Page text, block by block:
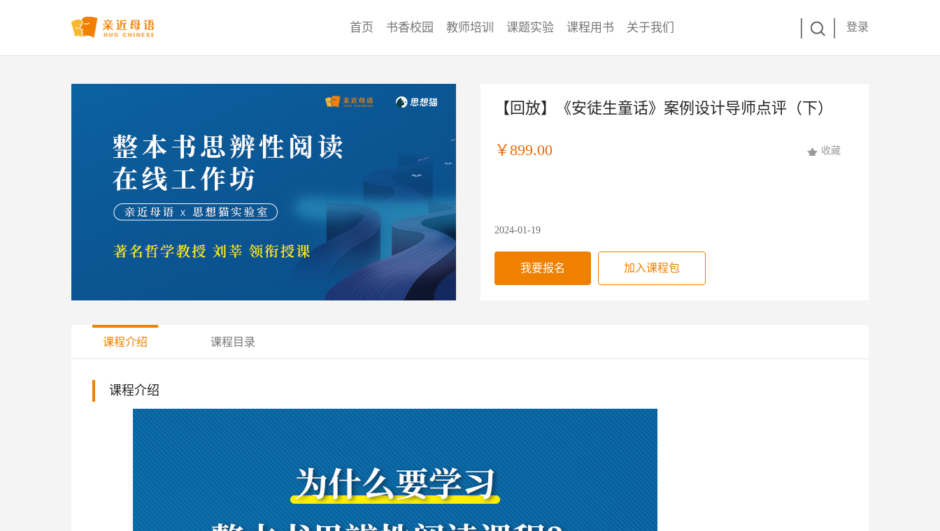
首页 书香校园 教师培训 课题实验 课程用书 关于我们 登录
【回放】《安徒生童话》案例设计导师点评（下）
￥899.00 收藏
2024-01-19
我要报名 加入课程包
课程介绍 课程目录
课程介绍